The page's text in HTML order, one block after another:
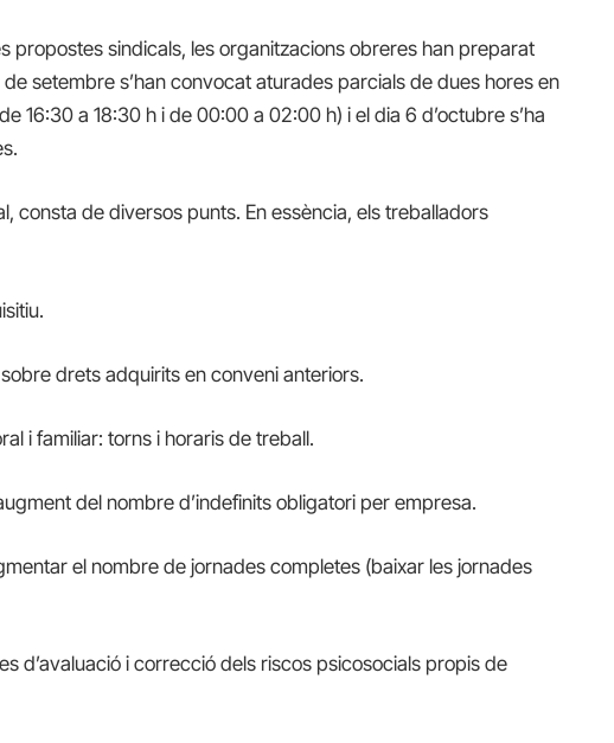
propostes sindicals, les organitzacions obreres han preparat
setembre s’han convocat aturades parcials de dues hores en
16:30 a 18:30 h i de 00:00 a 02:00 h) i el dia 6 d’octubre s’ha
consta de diversos punts. En essència, els treballadors
drets adquirits en conveni anteriors.
i familiar: torns i horaris de treball.
del nombre d’indefinits obligatori per empresa.
el nombre de jornades completes (baixar les jornades
i correcció dels riscos psicosocials propis de